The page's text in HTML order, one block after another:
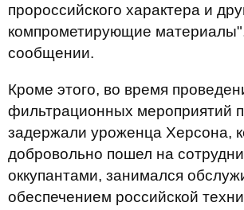
пророссийского характера и
компрометирующие материалы",
сообщении.
Кроме этого, во время
фильтрационных мероприятий
задержали уроженца Херсона,
добровольно пошел на
оккупантами, занимался
обеспечением российской